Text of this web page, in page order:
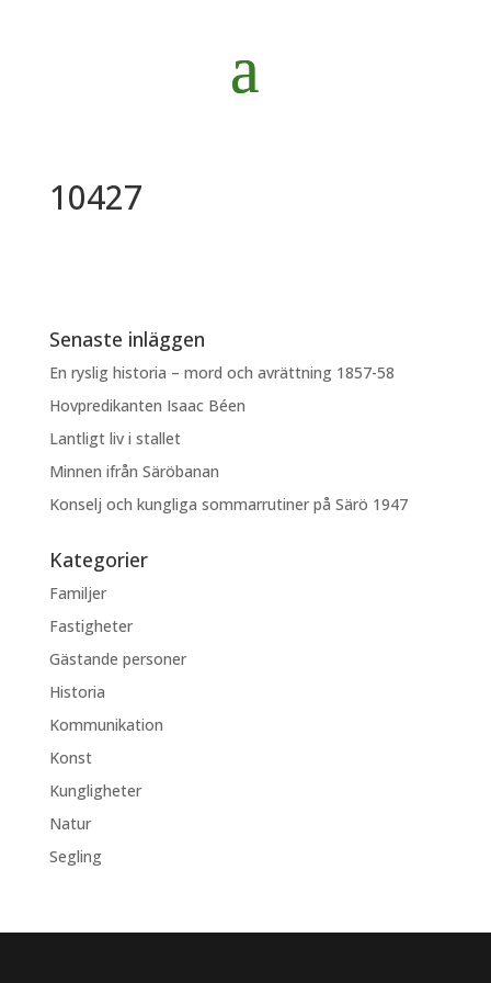
10427
Senaste inläggen
En ryslig historia – mord och avrättning 1857-58
Hovpredikanten Isaac Béen
Lantligt liv i stallet
Minnen ifrån Säröbanan
Konselj och kungliga sommarrutiner på Särö 1947
Kategorier
Familjer
Fastigheter
Gästande personer
Historia
Kommunikation
Konst
Kungligheter
Natur
Segling